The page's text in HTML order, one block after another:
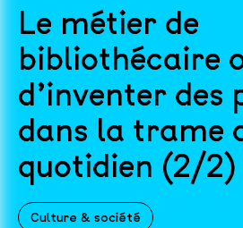
Le métier de
bibliothécaire
d’inventer des
dans la trame
quotidien (2/2)
Culture & société